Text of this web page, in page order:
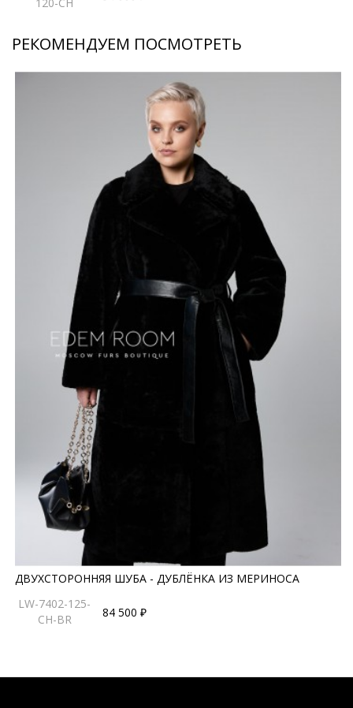
РЕКОМЕНДУЕМ ПОСМОТРЕТЬ
ДВУХСТОРОННЯЯ ШУБА - ДУБЛЁНКА ИЗ МЕРИНОСА
LW-7402-125-
CH-BR
84 500 ₽